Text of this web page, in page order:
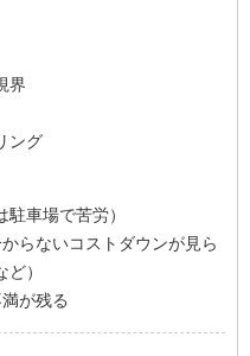
界
ング
車場で苦労）
らないコストダウンが見ら
）
が残る